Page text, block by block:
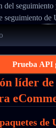
del
seguimiento de
Prueba API
líder de
de